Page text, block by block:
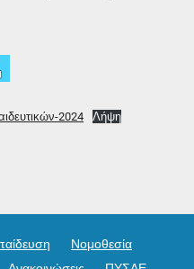
2024 Λήψη
Νομοθεσία